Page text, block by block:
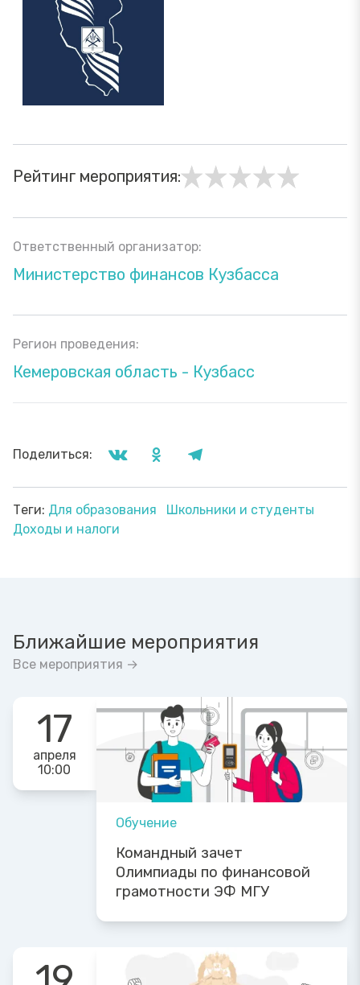
Рейтинг мероприятия:
Ответственный организатор:
Министерство финансов Кузбасса
Регион проведения:
Кемеровская область - Кузбасс
Поделиться:
Теги: Для образования
Школьники и студенты
Доходы и налоги
Ближайшие мероприятия
Все мероприятия →
17
апреля
10:00
Обучение
Командный зачет
Олимпиады по финансовой
грамотности ЭФ МГУ